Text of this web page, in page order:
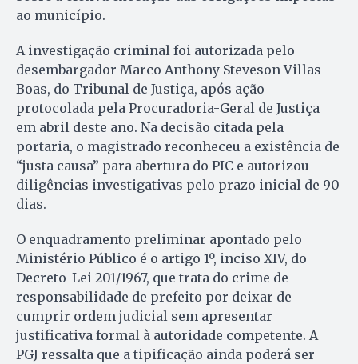
ao município.
A investigação criminal foi autorizada pelo
desembargador Marco Anthony Steveson Villas
Boas, do Tribunal de Justiça, após ação
protocolada pela Procuradoria-Geral de Justiça
em abril deste ano. Na decisão citada pela
portaria, o magistrado reconheceu a existência de
“justa causa” para abertura do PIC e autorizou
diligências investigativas pelo prazo inicial de 90
dias.
O enquadramento preliminar apontado pelo
Ministério Público é o artigo 1º, inciso XIV, do
Decreto-Lei 201/1967, que trata do crime de
responsabilidade de prefeito por deixar de
cumprir ordem judicial sem apresentar
justificativa formal à autoridade competente. A
PGJ ressalta que a tipificação ainda poderá ser